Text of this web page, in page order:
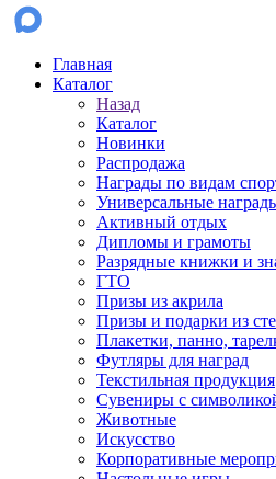
Главная
Каталог
Назад
Каталог
Новинки
Распродажа
Награды по видам
Универсальные
Активный отдых
Дипломы и грамоты
Разрядные книжки и
ГТО
Призы из акрила
Призы и подарки из
Плакетки, панно,
Футляры для наград
Текстильная продукция
Сувениры с
Животные
Искусство
Корпоративные